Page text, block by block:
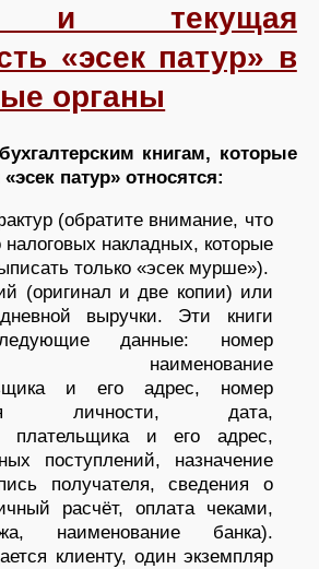
и текущая
«эсек патур» в
органы
книгам, которые
патур» относятся:
(обратите внимание, что
налоговых накладных, которые
только «эсек мурше»).
(оригинал и две копии) или
выручки. Эти книги
данные: номер
наименование
и его адрес, номер
личности, дата,
плательщика и его адрес,
поступлений, назначение
получателя, сведения о
расчёт, оплата чеками,
наименование банка).
клиенту, один экземпляр